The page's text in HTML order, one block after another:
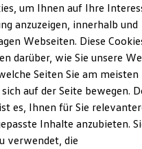
Modelle
um Ihnen auf Ihre
anzuzeigen, innerhalb und
Webseiten. Diese
darüber, wie Sie unsere
Seiten Sie am meisten
auf der Seite bewegen.
es, Ihnen für Sie
Inhalte anzubieten.
verwendet, die